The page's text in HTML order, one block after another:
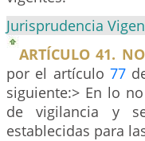
Jurisprudencia
ARTÍCULO 41.
por el artículo77
siguiente:> En lo
de vigilancia y
establecidas para